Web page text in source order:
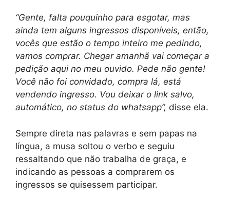
“Gente, falta pouquinho para esgotar, mas
ainda tem alguns ingressos disponíveis, então,
vocês que estão o tempo inteiro me pedindo,
vamos comprar. Chegar amanhã vai começar a
pedição aqui no meu ouvido. Pede não gente!
Você não foi convidado, compra lá, está
vendendo ingresso. Vou deixar o link salvo,
automático, no status do whatsapp”, disse ela.
Sempre direta nas palavras e sem papas na
língua, a musa soltou o verbo e seguiu
ressaltando que não trabalha de graça, e
indicando as pessoas a comprarem os
ingressos se quisessem participar.